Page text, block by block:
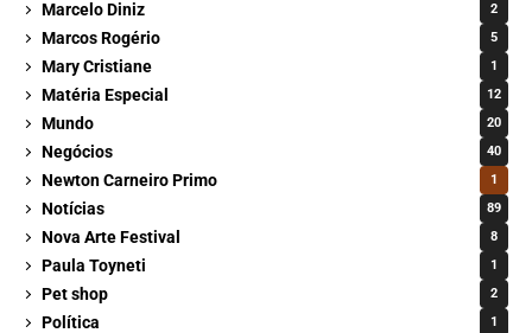
Marcelo Diniz 2
Marcos Rogério 5
Mary Cristiane 1
Matéria Especial 12
Mundo 20
Negócios 40
Newton Carneiro Primo 1
Notícias 89
Nova Arte Festival 8
Paula Toyneti 1
Pet shop 2
Política 1